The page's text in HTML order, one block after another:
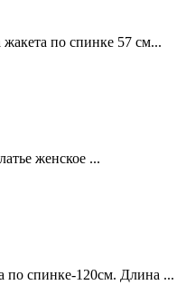
по спинке 57 см...
женское ...
по спинке-120см. Длина ...